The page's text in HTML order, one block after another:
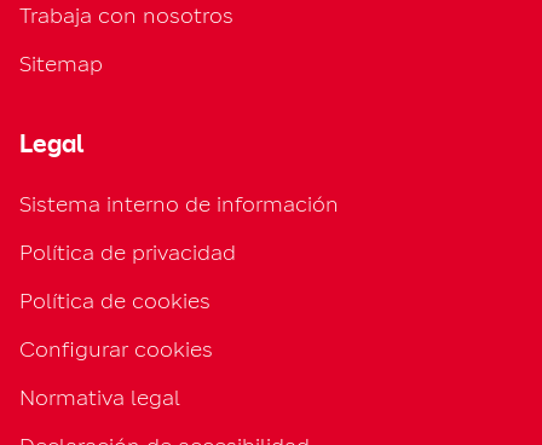
Trabaja con nosotros
Sitemap
Legal
Sistema interno de información
Política de privacidad
Política de cookies
Configurar cookies
Normativa legal